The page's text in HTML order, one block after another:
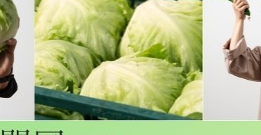
会社見学